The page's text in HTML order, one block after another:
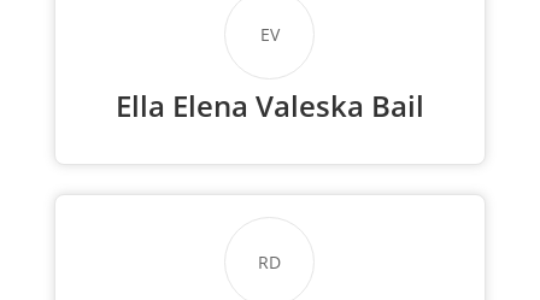
EV
Ella Elena Valeska Bail
RD